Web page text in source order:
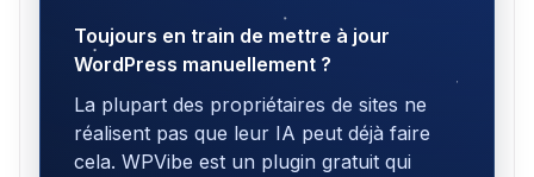
Toujours en train de mettre à jour
WordPress manuellement ?
La plupart des propriétaires de sites ne
réalisent pas que leur IA peut déjà faire
cela. WPVibe est un plugin gratuit qui